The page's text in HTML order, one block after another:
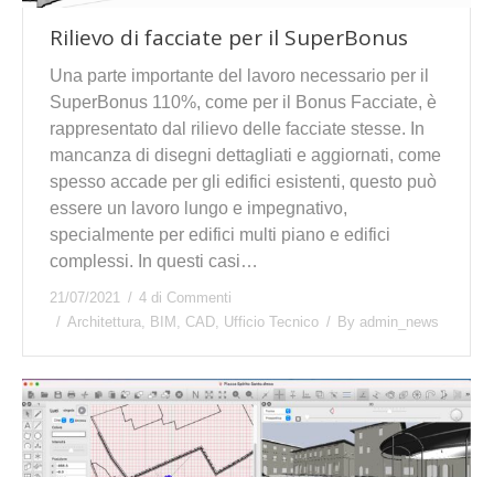
Rilievo di facciate per il SuperBonus
Una parte importante del lavoro necessario per il
SuperBonus 110%, come per il Bonus Facciate, è
rappresentato dal rilievo delle facciate stesse. In
mancanza di disegni dettagliati e aggiornati, come
spesso accade per gli edifici esistenti, questo può
essere un lavoro lungo e impegnativo,
specialmente per edifici multi piano e edifici
complessi. In questi casi…
21/07/2021
4 di Commenti
Architettura, BIM , CAD, Ufficio Tecnico By admin_news